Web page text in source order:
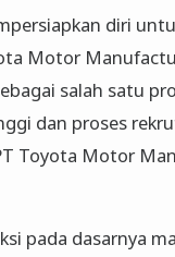
diri
Motor
salah satu
dan proses
Toyota Motor
pada dasarnya